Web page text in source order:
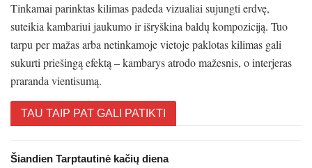
Tinkamai parinktas kilimas padeda vizualiai sujungti erdvę,
suteikia kambariui jaukumo ir išryškina baldų kompoziciją. Tuo
tarpu per mažas arba netinkamoje vietoje paklotas kilimas gali
sukurti priešingą efektą – kambarys atrodo mažesnis, o interjeras
praranda vientisumą.
TAU TAIP PAT GALI PATIKTI
Šiandien Tarptautinė kačių diena